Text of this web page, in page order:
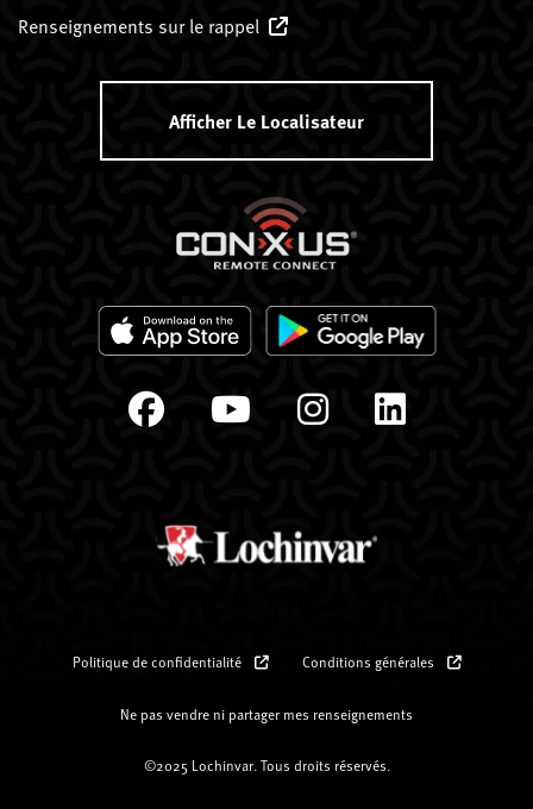
Renseignements sur le rappel
Afficher Le Localisateur
Politique de confidentialité Conditions générales
Ne pas vendre ni partager mes renseignements
©2025 Lochinvar. Tous droits réservés.